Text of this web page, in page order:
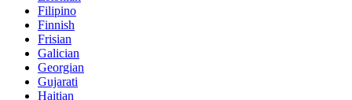
Filipino
Finnish
Frisian
Galician
Georgian
Gujarati
Haitian